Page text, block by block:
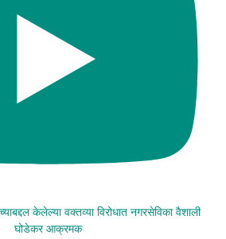
केलेल्या वक्तव्या विरोधात नगरसेविका वैशाली
घोडेकर आक्रमक